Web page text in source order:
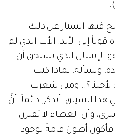
فيها الستار عن ذلك
إلى الأبد. الأب الذي لم
الإنسان الذي يستحق أن
ونسأله: بماذا كنت
لأجلنا؟.. ومتى شعرت
السياق، أتذكر، دائماً، أنَّ
وأن العطاء لا يَقترن
فأكون أطولَ قامةً بوجود